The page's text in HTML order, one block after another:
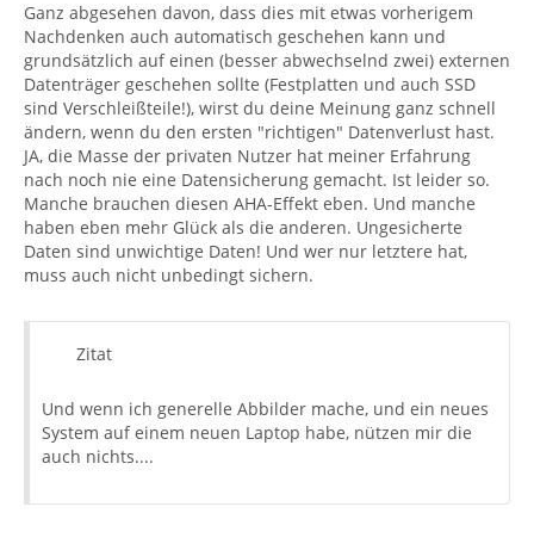
Ganz abgesehen davon, dass dies mit etwas vorherigem
Nachdenken auch automatisch geschehen kann und
grundsätzlich auf einen (besser abwechselnd zwei) externen
Datenträger geschehen sollte (Festplatten und auch SSD
sind Verschleißteile!), wirst du deine Meinung ganz schnell
ändern, wenn du den ersten "richtigen" Datenverlust hast.
JA, die Masse der privaten Nutzer hat meiner Erfahrung
nach noch nie eine Datensicherung gemacht. Ist leider so.
Manche brauchen diesen AHA-Effekt eben. Und manche
haben eben mehr Glück als die anderen. Ungesicherte
Daten sind unwichtige Daten! Und wer nur letztere hat,
muss auch nicht unbedingt sichern.
Zitat
Und wenn ich generelle Abbilder mache, und ein neues
System auf einem neuen Laptop habe, nützen mir die
auch nichts....